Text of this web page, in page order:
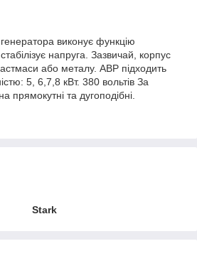
виконує функцію
напруга. Зазвичай, корпус
або металу. АВР підходить
5, 6,7,8 кВт. 380 вольтів За
прямокутні та дугоподібні.
Stark